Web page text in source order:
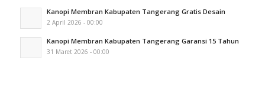
Kanopi Membran Kabupaten Tangerang Gratis Desain
2 April 2026 - 00:00
Kanopi Membran Kabupaten Tangerang Garansi 15 Tahun
31 Maret 2026 - 00:00